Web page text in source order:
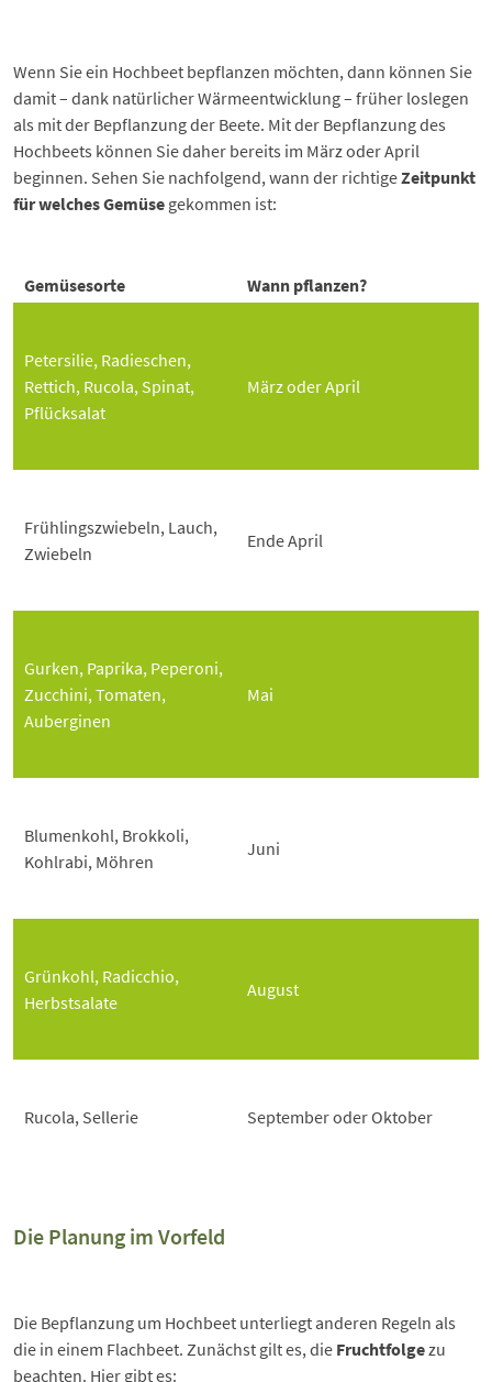
Wenn Sie ein Hochbeet bepflanzen möchten, dann können Sie
damit – dank natürlicher Wärmeentwicklung – früher loslegen
als mit der Bepflanzung der Beete. Mit der Bepflanzung des
Hochbeets können Sie daher bereits im März oder April
beginnen. Sehen Sie nachfolgend, wann der richtigeZeitpunkt
für welches Gemüse gekommen ist:
Gemüsesorte Wann pflanzen?
Petersilie, Radieschen,
Rettich, Rucola, Spinat,
Pflücksalat
März oder April
Frühlingszwiebeln, Lauch,
Zwiebeln
Ende April
Gurken, Paprika, Peperoni,
Zucchini, Tomaten,
Auberginen
Mai
Blumenkohl, Brokkoli,
Kohlrabi, Möhren
Juni
Grünkohl, Radicchio,
Herbstsalate
August
Rucola, Sellerie September oder Oktober
Die Planung im Vorfeld
Die Bepflanzung um Hochbeet unterliegt anderen Regeln als
die in einem Flachbeet. Zunächst gilt es, die Fruchtfolgezu
beachten. Hier gibt es: